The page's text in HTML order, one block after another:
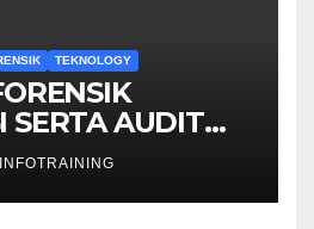
TEKNOLOGY
SERTA AUDIT
INFOTRAINING